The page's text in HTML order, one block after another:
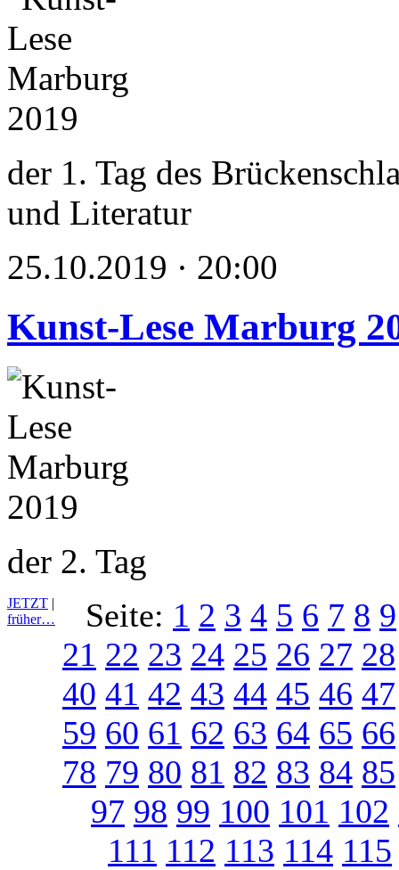
der 1. Tag des
und Literatur
25.10.2019 · 20:00
Kunst-Lese Marburg
der 2. Tag
JETZT |
früher…
Seite: 1 2 3 4 5 6 7 8 9
21 22 23 24 25 26 27 28
40 41 42 43 44 45 46 47
59 60 61 62 63 64 65 66
78 79 80 81 82 83 84 85
97 98 99 100 101 102
111 112 113 114 115